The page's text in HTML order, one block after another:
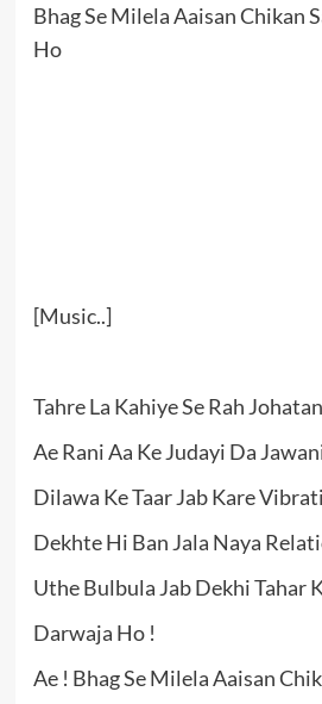
Bhag Se Milela Aaisan Chikan
Ho
[Music..]
Tahre La Kahiye Se Rah
Ae Rani Aa Ke Judayi Da
Dilawa Ke Taar Jab Kare
Dekhte Hi Ban Jala Naya
Uthe Bulbula Jab Dekhi Tahar
Darwaja Ho !
Ae ! Bhag Se Milela Aaisan